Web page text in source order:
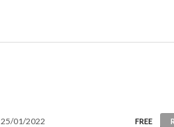
25/01/2022 FREE